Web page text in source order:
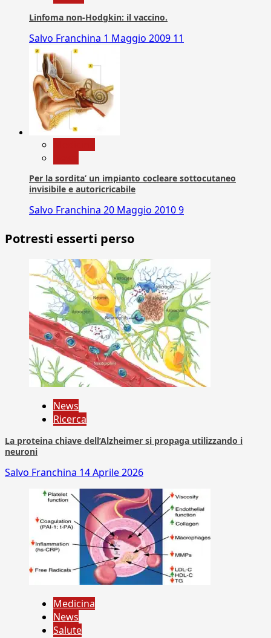
Linfoma non-Hodgkin: il vaccino.
Salvo Franchina 1 Maggio 2009 11
Per la sordita’ un impianto cocleare sottocutaneo
invisibile e autoricricabile
Salvo Franchina 20 Maggio 20109
Potresti esserti perso
News
Ricerca
La proteina chiave dell’Alzheimer si propaga utilizzando i
neuroni
Salvo Franchina 14 Aprile 2026
Medicina
News
Salute